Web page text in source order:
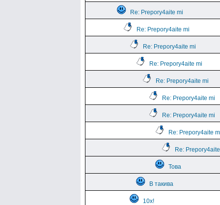
Re: Prepory4aite mi
Re: Prepory4aite mi
Re: Prepory4aite mi
Re: Prepory4aite mi
Re: Prepory4aite mi
Re: Prepory4aite mi
Re: Prepory4aite mi
Re: Prepory4aite
Re:
Това
В такива
10х!